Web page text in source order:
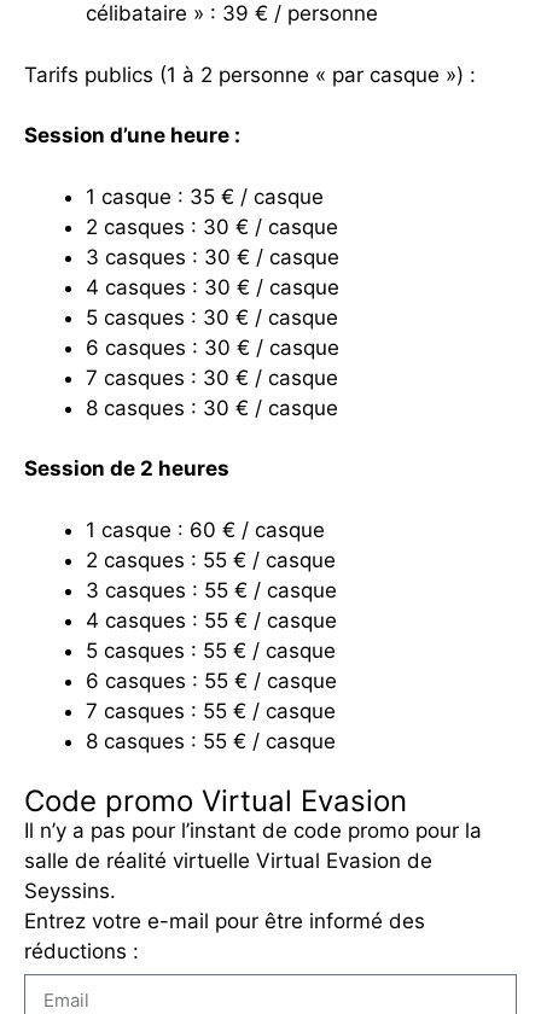
célibataire » : 39 € / personne
Tarifs publics (1 à 2 personne « par casque ») :
Session d’une heure :
1 casque : 35 € / casque
2 casques : 30 € / casque
3 casques : 30 € / casque
4 casques : 30 € / casque
5 casques : 30 € / casque
6 casques : 30 € / casque
7 casques : 30 € / casque
8 casques : 30 € / casque
Session de 2 heures
1 casque : 60 € / casque
2 casques : 55 € / casque
3 casques : 55 € / casque
4 casques : 55 € / casque
5 casques : 55 € / casque
6 casques : 55 € / casque
7 casques : 55 € / casque
8 casques : 55 € / casque
Code promo Virtual Evasion
Il n’y a pas pour l’instant de code promo pour la
salle de réalité virtuelle Virtual Evasion de
Seyssins.
Entrez votre e-mail pour être informé des
réductions :